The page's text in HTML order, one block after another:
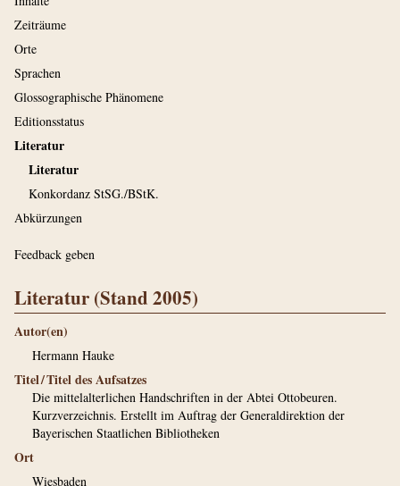
Zeiträume
Orte
Sprachen
Glossographische Phänomene
Editionsstatus
Literatur
Literatur
Konkordanz StSG./BStK.
Abkürzungen
Feedback geben
Literatur (Stand 2005)
Autor(en)
Hermann Hauke
Titel / Titel des Aufsatzes
Die mittelalterlichen Handschriften in der Abtei Ottobeuren.
Kurzverzeichnis. Erstellt im Auftrag der Generaldirektion der
Bayerischen Staatlichen Bibliotheken
Ort
Wiesbaden